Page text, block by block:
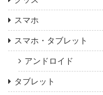
スマホ
スマホ・タブレット
アンドロイド
タブレット